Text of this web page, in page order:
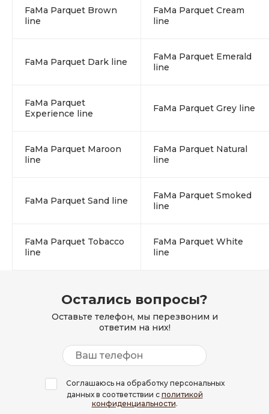
FaMa Parquet Brown
line
FaMa Parquet Cream
line
FaMa Parquet Dark line
FaMa Parquet Emerald
line
FaMa Parquet
Experience line
FaMa Parquet Grey line
FaMa Parquet Maroon
line
FaMa Parquet Natural
line
FaMa Parquet Sand line
FaMa Parquet Smoked
line
FaMa Parquet Tobacco
line
FaMa Parquet White
line
Остались вопросы?
Оставьте телефон, мы перезвоним и
ответим на них!
Соглашаюсь на обработку персональных
данных в соответствии с политикой
конфиденциальности.